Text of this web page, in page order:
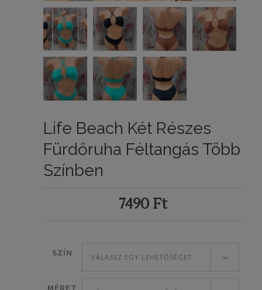
Life Beach Két Részes
Fürdőruha Féltangás Több
Színben
7490 Ft
SZÍN VÁLASSZ EGY LEHETŐSÉGET
MÉRET